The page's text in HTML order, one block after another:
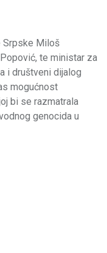
Srpske Miloš
te ministar za
i društveni dijalog
mogućnost
bi se razmatrala
genocida u